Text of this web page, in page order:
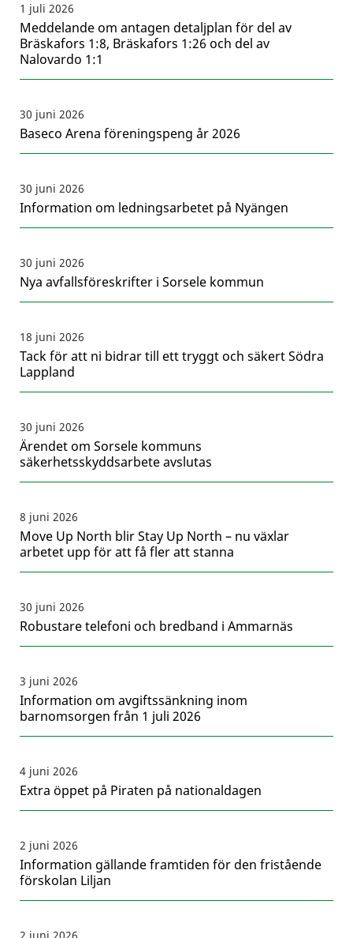
1 juli 2026
Meddelande om antagen detaljplan för del av
Bräskafors 1:8, Bräskafors 1:26 och del av
Nalovardo 1:1
30 juni 2026
Baseco Arena föreningspeng år 2026
30 juni 2026
Information om ledningsarbetet på Nyängen
30 juni 2026
Nya avfallsföreskrifter i Sorsele kommun
18 juni 2026
Tack för att ni bidrar till ett tryggt och säkert Södra
Lappland
30 juni 2026
Ärendet om Sorsele kommuns
säkerhetsskyddsarbete avslutas
8 juni 2026
Move Up North blir Stay Up North – nu växlar
arbetet upp för att få fler att stanna
30 juni 2026
Robustare telefoni och bredband i Ammarnäs
3 juni 2026
Information om avgiftssänkning inom
barnomsorgen från 1 juli 2026
4 juni 2026
Extra öppet på Piraten på nationaldagen
2 juni 2026
Information gällande framtiden för den fristående
förskolan Liljan